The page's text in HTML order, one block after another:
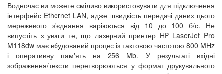
Водночас ви можете сміливо використовувати для підключення
інтерфейс Ethernet LAN, адже швидкість передачі даних цього
мережевого з'єднання варіюється від 10 до 100 б/с. Не
випустіть з уваги те, що лазерний принтер HP LaserJet Pro
M118dw має вбудований процес із тактовою частотою 800 MHz
і оперативну пам'ять на 256 Mb. У результаті вхідні
зображення/тексти перетворюються у формат друкувального